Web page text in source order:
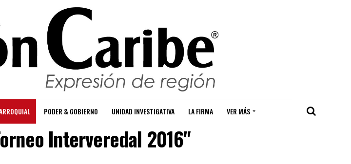
PODER & GOBIERNO UNIDAD INVESTIGATIVA LA FIRMA VER MÁS
Interveredal 2016"